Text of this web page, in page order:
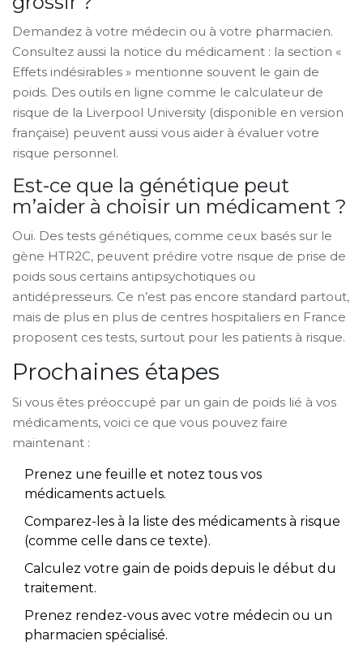
Demandez à votre médecin ou à votre pharmacien.
Consultez aussi la notice du médicament : la section «
Effets indésirables » mentionne souvent le gain de
poids. Des outils en ligne comme le calculateur de
risque de la Liverpool University (disponible en version
française) peuvent aussi vous aider à évaluer votre
risque personnel.
Est-ce que la génétique peut
m’aider à choisir un médicament ?
Oui. Des tests génétiques, comme ceux basés sur le
gène HTR2C, peuvent prédire votre risque de prise de
poids sous certains antipsychotiques ou
antidépresseurs. Ce n’est pas encore standard partout,
mais de plus en plus de centres hospitaliers en France
proposent ces tests, surtout pour les patients à risque.
Prochaines étapes
Si vous êtes préoccupé par un gain de poids lié à vos
médicaments, voici ce que vous pouvez faire
maintenant :
Prenez une feuille et notez tous vos
médicaments actuels.
Comparez-les à la liste des médicaments à risque
(comme celle dans ce texte).
Calculez votre gain de poids depuis le début du
traitement.
Prenez rendez-vous avec votre médecin ou un
pharmacien spécialisé.